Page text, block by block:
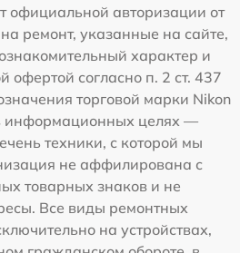
официальной авторизации от
ремонт, указанные на сайте,
характер и
офертой согласно п. 2 ст. 437
торговой марки Nikon
информационных целях —
техники, с которой мы
не аффилирована с
товарных знаков и не
Все виды ремонтных
на устройствах,